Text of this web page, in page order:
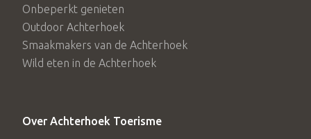
Onbeperkt genieten
Outdoor Achterhoek
Smaakmakers van de Achterhoek
Wild eten in de Achterhoek
Over Achterhoek Toerisme